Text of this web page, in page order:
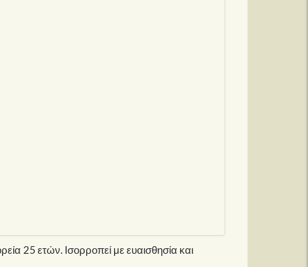
25 ετών. Ισορροπεί με ευαισθησία και